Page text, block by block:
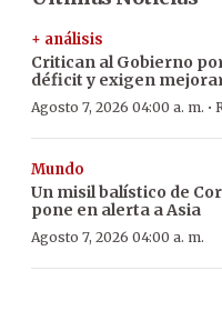
+ análisis
Critican al Gobierno
déficit y exigen
Agosto 7, 2026 04:00 a. m. ·
Mundo
Un misil balístico de
pone en alerta a Asia
Agosto 7, 2026 04:00 a. m.